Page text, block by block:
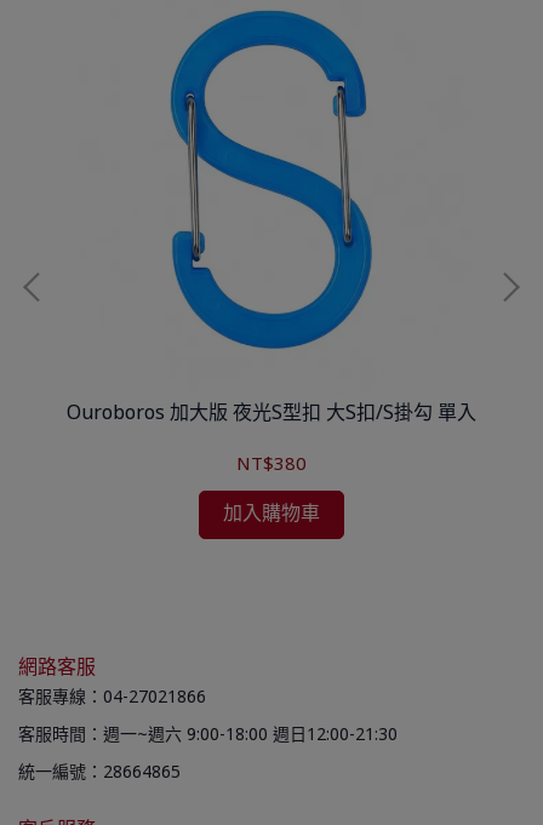
Ouroboros 加大版 夜光S型扣 大S扣/S掛勾 單入
NT$380
加入購物車
網路客服
客服專線：04-27021866
客服時間：週一~週六 9:00-18:00 週日12:00-21:30
統一編號：28664865